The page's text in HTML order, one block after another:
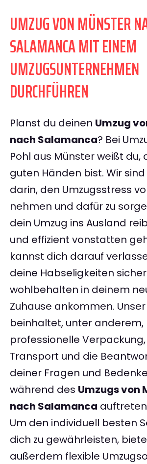
UMZUG VON MÜNSTER
SALAMANCA MIT EINEM
UMZUGSUNTERNEHMEN
DURCHFÜHREN
Planst du deinen Umzug
nach Salamanca? Bei
Pohl aus Münster weißt du,
guten Händen bist. Wir
darin, den Umzugsstress
nehmen und dafür zu
dein Umzug ins Ausland
und effizient vonstatten
kannst dich darauf
deine Habseligkeiten
wohlbehalten in deinem
Zuhause ankommen. Unser
beinhaltet, unter anderem,
professionelle
Transport und die
deiner Fragen und
während des Umzugs von
nach Salamanca
Um den individuell besten
dich zu gewährleisten,
außerdem flexible